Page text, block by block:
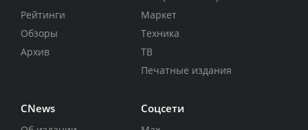
Рейтинги
Обзоры
Архив
Маркет
Техника
ТВ
Печатные издания
CNews Соцсети